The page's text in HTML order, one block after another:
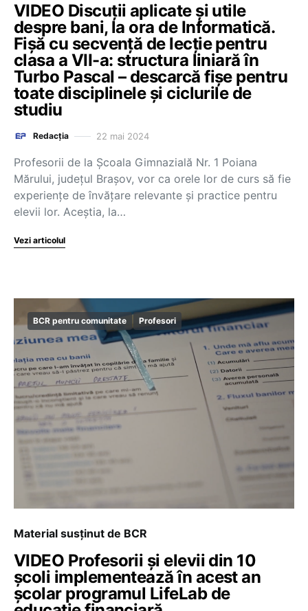
VIDEO Discuții aplicate și utile
despre bani, la ora de Informatică.
Fișă cu secvență de lecție pentru
clasa a VII-a: structura liniară în
Turbo Pascal – descarcă fișe pentru
toate disciplinele și ciclurile de
studiu
Redacția 22 mai 2024
Profesorii de la Școala Gimnazială Nr. 1 Poiana
Mărului, județul Brașov, vor ca orele lor de curs să fie
experiențe de învățare relevante și practice pentru
elevii lor. Aceștia, la…
Vezi articolul
BCR pentru comunitate Profesori
Material susținut de BCR
VIDEO Profesorii și elevii din 10
școli implementează în acest an
școlar programul LifeLab de